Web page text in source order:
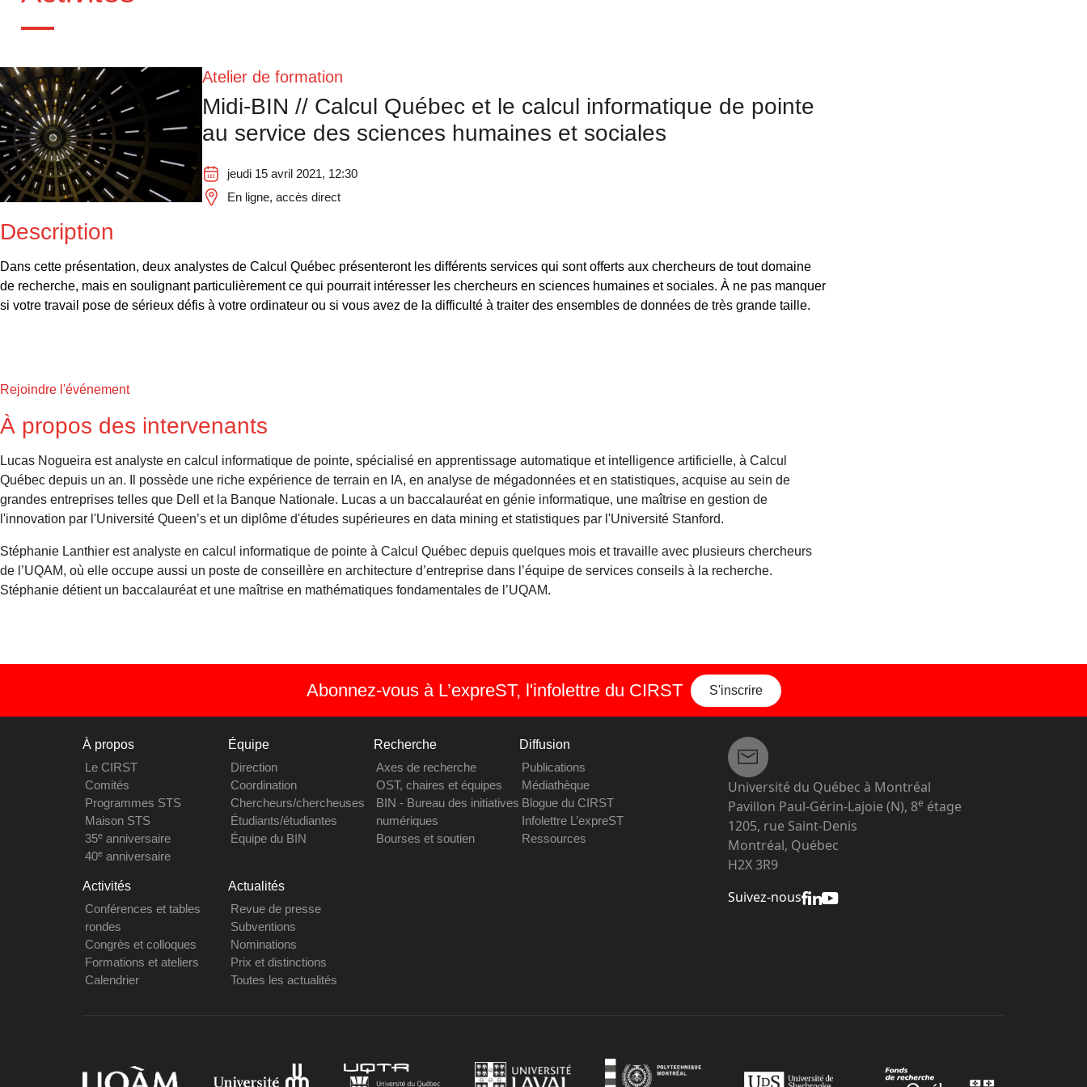
Atelier de formation
Midi-BIN // Calcul Québec et le calcul informatique de pointe
au service des sciences humaines et sociales
jeudi 15 avril 2021, 12:30
En ligne, accès direct
Description
Dans cette présentation, deux analystes de Calcul Québec présenteront les différents services qui sont offerts aux chercheurs de tout domaine
de recherche, mais en soulignant particulièrement ce qui pourrait intéresser les chercheurs en sciences humaines et sociales. À ne pas manquer
si votre travail pose de sérieux défis à votre ordinateur ou si vous avez de la difficulté à traiter des ensembles de données de très grande taille.
Rejoindre l'événement
À propos des intervenants
Lucas Nogueira est analyste en calcul informatique de pointe, spécialisé en apprentissage automatique et intelligence artificielle, à Calcul
Québec depuis un an. Il possède une riche expérience de terrain en IA, en analyse de mégadonnées et en statistiques, acquise au sein de
grandes entreprises telles que Dell et la Banque Nationale. Lucas a un baccalauréat en génie informatique, une maîtrise en gestion de
l'innovation par l'Université Queen’s et un diplôme d'études supérieures en data mining et statistiques par l'Université Stanford.
Stéphanie Lanthier est analyste en calcul informatique de pointe à Calcul Québec depuis quelques mois et travaille avec plusieurs chercheurs
de l’UQAM, où elle occupe aussi un poste de conseillère en architecture d’entreprise dans l’équipe de services conseils à la recherche.
Stéphanie détient un baccalauréat et une maîtrise en mathématiques fondamentales de l’UQAM.
Abonnez-vous à L’expreST, l'infolettre du CIRST S'inscrire
À propos
Le CIRST
Comités
Programmes STS
Maison STS
35eanniversaire
40eanniversaire
Équipe
Direction
Coordination
Chercheurs/chercheuses
Étudiants/étudiantes
Équipe du BIN
Recherche
Axes de recherche
OST, chaires et équipes
BIN - Bureau des initiatives
numériques
Bourses et soutien
Diffusion
Publications
Médiathèque
Blogue du CIRST
Infolettre L’expreST
Ressources
Activités
Conférences et tables
rondes
Congrès et colloques
Formations et ateliers
Calendrier
Actualités
Revue de presse
Subventions
Nominations
Prix et distinctions
Toutes les actualités
Université du Québec à Montréal
Pavillon Paul-Gérin-Lajoie (N), 8e étage
1205, rue Saint-Denis
Montréal, Québec
H2X 3R9
Suivez-nous